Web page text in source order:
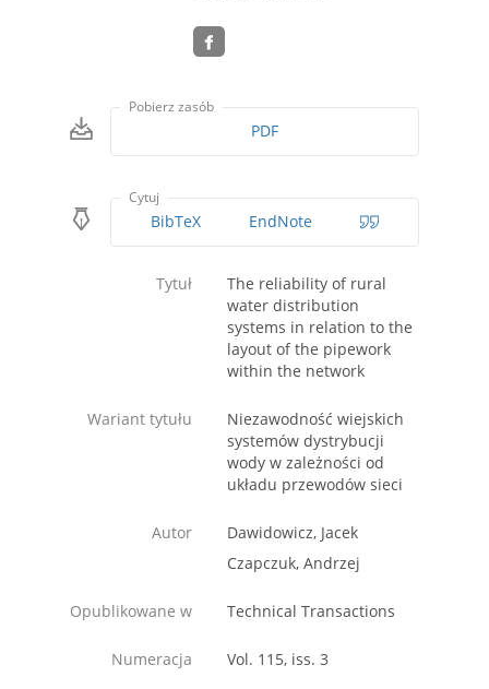
Pobierz zasób
PDF
Cytuj
BibTeX EndNote
Tytuł
The reliability of rural
water distribution
systems in relation to the
layout of the pipework
within the network
Wariant tytułu
Niezawodność wiejskich
systemów dystrybucji
wody w zależności od
układu przewodów sieci
Autor
Dawidowicz, Jacek
Czapczuk, Andrzej
Opublikowane w Technical Transactions
Numeracja Vol. 115, iss. 3